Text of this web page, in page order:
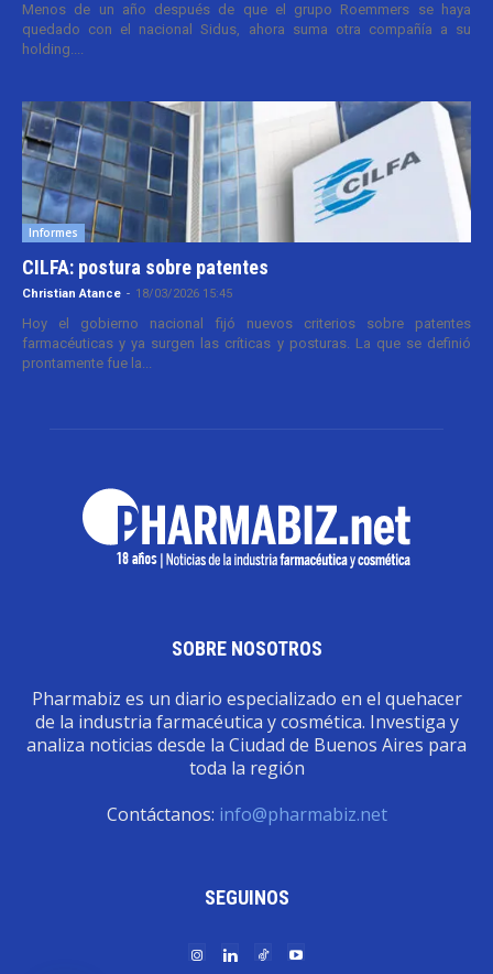
Menos de un año después de que el grupo Roemmers se haya
quedado con el nacional Sidus, ahora suma otra compañía a su
holding....
Informes
CILFA: postura sobre patentes
Christian Atance - 18/03/2026 15:45
Hoy el gobierno nacional fijó nuevos criterios sobre patentes
farmacéuticas y ya surgen las críticas y posturas. La que se definió
prontamente fue la...
SOBRE NOSOTROS
Pharmabiz es un diario especializado en el quehacer
de la industria farmacéutica y cosmética. Investiga y
analiza noticias desde la Ciudad de Buenos Aires para
toda la región
Contáctanos: info@pharmabiz.net
SEGUINOS